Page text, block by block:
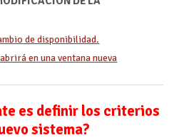
de disponibilidad.
es definir los criterios
sistema?